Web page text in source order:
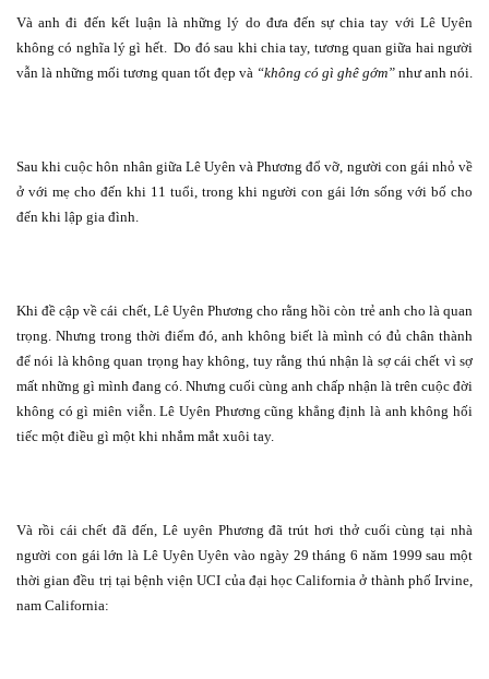
Và anh đi đến kết luận là những lý do đưa đến sự chia tay với Lê Uyên
không có nghĩa lý gì hết. Do đó sau khi chia tay, tương quan giữa hai người
vẫn là những mối tương quan tốt đẹp và “không có gì ghê gớm” như anh nói.
Sau khi cuộc hôn nhân giữa Lê Uyên và Phương đổ vỡ, người con gái nhỏ về
ở với mẹ cho đến khi 11 tuổi, trong khi người con gái lớn sống với bố cho
đến khi lập gia đình.
Khi đề cập về cái chết, Lê Uyên Phương cho rằng hồi còn trẻ anh cho là quan
trọng. Nhưng trong thời điểm đó, anh không biết là mình có đủ chân thành
để nói là không quan trọng hay không, tuy rằng thú nhận là sợ cái chết vì sợ
mất những gì mình đang có. Nhưng cuối cùng anh chấp nhận là trên cuộc đời
không có gì miên viễn. Lê Uyên Phương cũng khẳng định là anh không hối
tiếc một điều gì một khi nhắm mắt xuôi tay.
Và rồi cái chết đã đến, Lê uyên Phương đã trút hơi thở cuối cùng tại nhà
người con gái lớn là Lê Uyên Uyên vào ngày 29 tháng 6 năm 1999 sau một
thời gian đều trị tại bệnh viện UCI của đại học California ở thành phố Irvine,
nam California: